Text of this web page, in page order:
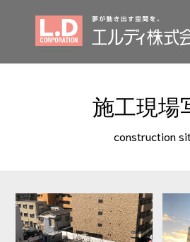
エルディの技術
SDGs
施工現場
construction